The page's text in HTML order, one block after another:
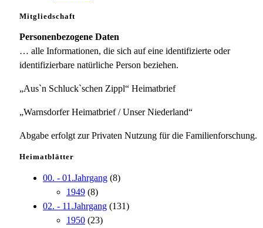
Mitgliedschaft
Personenbezogene Daten
… alle Informationen, die sich auf eine identifizierte oder
identifizierbare natürliche Person beziehen.
„Aus`n Schluck`schen Zippl“ Heimatbrief
„Warnsdorfer Heimatbrief / Unser Niederland“
Abgabe erfolgt zur Privaten Nutzung für die Familienforschung.
Heimatblätter
00. - 01.Jahrgang (8)
1949 (8)
02. - 11.Jahrgang (131)
1950 (23)